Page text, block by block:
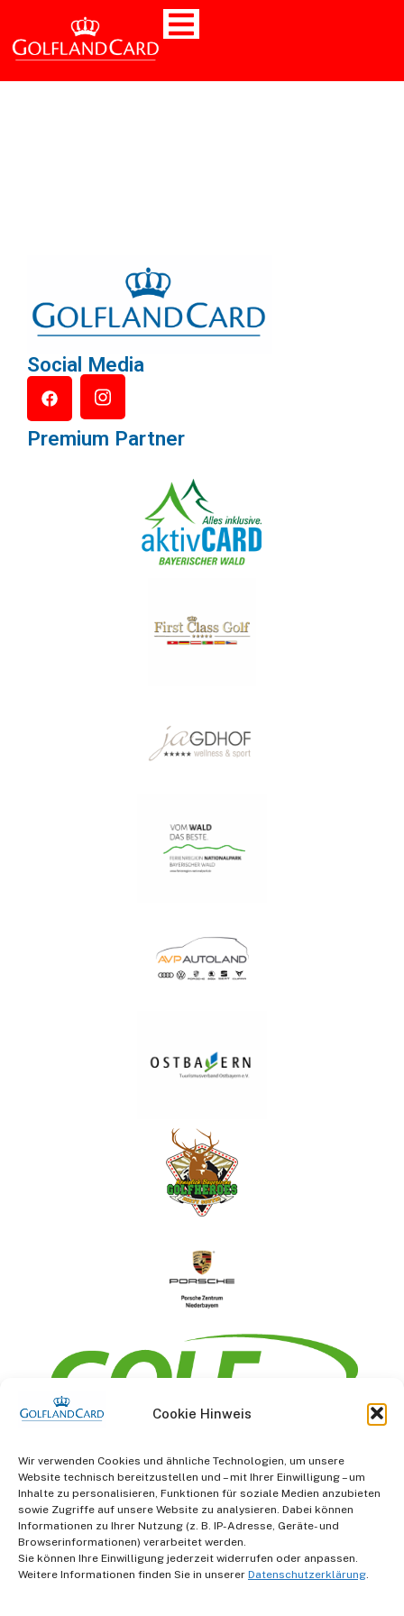
Cookie Hinweis
Wir verwenden Cookies und ähnliche Technologien, um unsere
Website technisch bereitzustellen und – mit Ihrer Einwilligung – um
Inhalte zu personalisieren, Funktionen für soziale Medien anzubieten
sowie Zugriffe auf unsere Website zu analysieren. Dabei können
Informationen zu Ihrer Nutzung (z. B. IP-Adresse, Geräte- und
Browserinformationen) verarbeitet werden.
Sie können Ihre Einwilligung jederzeit widerrufen oder anpassen.
Weitere Informationen finden Sie in unserer Datenschutzerklärung.
Social Media
Premium Partner
Information
AGB
Datenschutz
Impressum